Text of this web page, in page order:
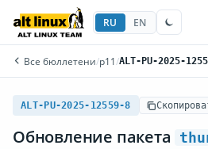
RU EN
Все бюллетени/p11 /ALT-PU-2025-
ALT-PU-2025-12559-8
Обновление пакета